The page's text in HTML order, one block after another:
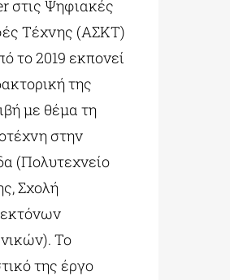
στις Ψηφιακές
Τέχνης (ΑΣΚΤ)
το 2019 εκπονεί
της
με θέμα τη
στην
(Πολυτεχνείο
Σχολή
Το
της έργο